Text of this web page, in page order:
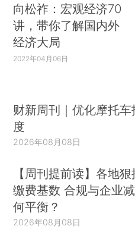
向松祚：宏观经济70
讲，带你了解国内外
经济大局
2022年04月06日
财新周刊｜优化摩托车
度
2026年08月08日
【周刊提前读】各地
缴费基数 合规与企业
何平衡？
2026年08月08日